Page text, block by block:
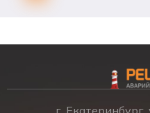
г.